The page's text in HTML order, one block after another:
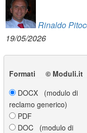
Rinaldo
19/05/2026
Formati © Moduli.it
DOCX (modulo di
reclamo generico)
PDF
DOC (modulo di